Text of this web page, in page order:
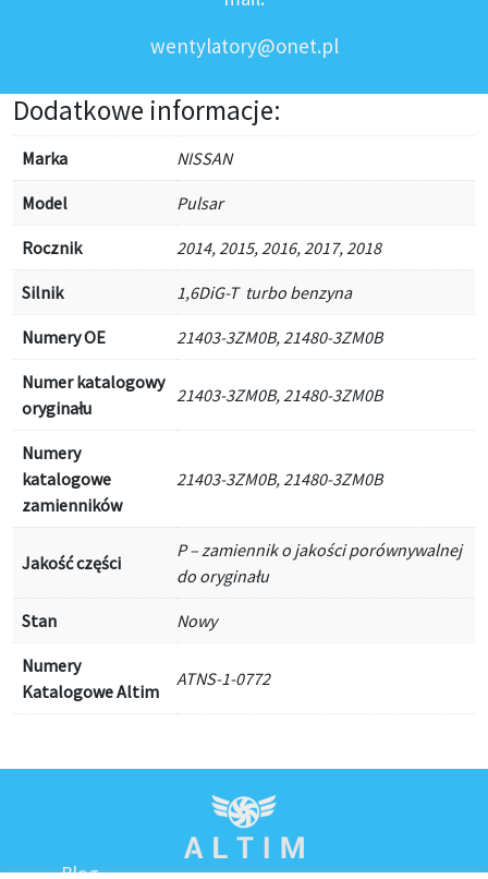
wentylatory@onet.pl
Dodatkowe informacje:
Marka NISSAN
Model Pulsar
Rocznik 2014, 2015, 2016, 2017, 2018
Silnik 1,6DiG-T turbo benzyna
Numery OE 21403-3ZM0B, 21480-3ZM0B
Numer katalogowy
oryginału
21403-3ZM0B, 21480-3ZM0B
Numery
katalogowe
zamienników
21403-3ZM0B, 21480-3ZM0B
Jakość części
P – zamiennik o jakości porównywalnej
do oryginału
Stan Nowy
Numery
Katalogowe Altim
ATNS-1-0772
Blog